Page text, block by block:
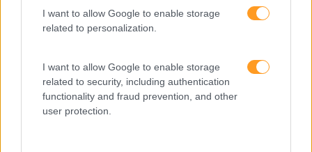
I want to allow Google to enable storage
related to personalization.
I want to allow Google to enable storage
related to security, including authentication
functionality and fraud prevention, and other
user protection.
Recursos Humanos
Sem Categoria
Sustentabilidade
Team Building
Tecnologias De Informação